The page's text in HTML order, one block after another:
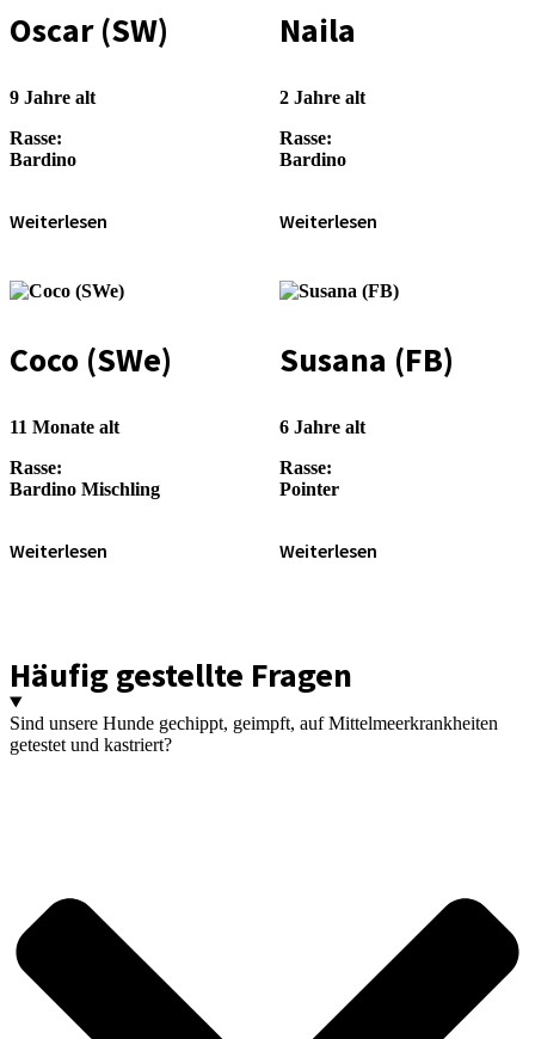
Oscar (SW)
9 Jahre alt
Rasse:
Bardino
Weiterlesen
Naila
2 Jahre alt
Rasse:
Bardino
Weiterlesen
Coco (SWe)
11 Monate alt
Rasse:
Bardino Mischling
Weiterlesen
Susana (FB)
6 Jahre alt
Rasse:
Pointer
Weiterlesen
Häufig gestellte Fragen
Sind unsere Hunde gechippt, geimpft, auf Mittelmeerkrankheiten
getestet und kastriert?